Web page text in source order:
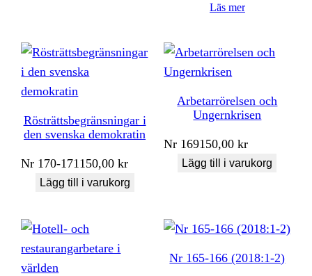
Läs mer
Rösträttsbegränsningar i
den svenska demokratin
Nr 170-171150,00kr
Lägg till i varukorg
Arbetarrörelsen och
Ungernkrisen
Nr 169150,00kr
Lägg till i varukorg
Nr 165-166 (2018:1-2)